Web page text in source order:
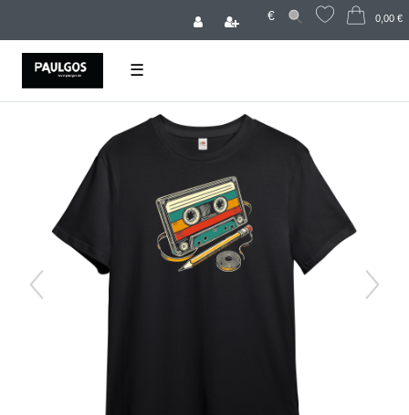
€ 0,00 €
☰